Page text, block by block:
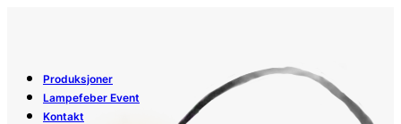
Produksjoner
Lampefeber Event
Kontakt